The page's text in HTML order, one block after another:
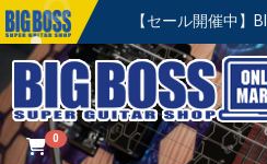
【セール開催中】BIG
0